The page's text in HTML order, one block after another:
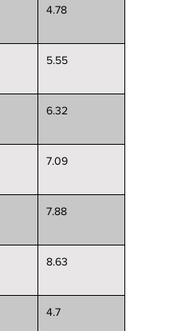
4.78
5.55
6.32
7.09
7.88
8.63
4.7